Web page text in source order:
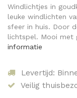
Windlichtjes in
leuke windlichten
sfeer in huis. Door
lichtspel. Mooi met
informatie
Levertijd:
Veilig